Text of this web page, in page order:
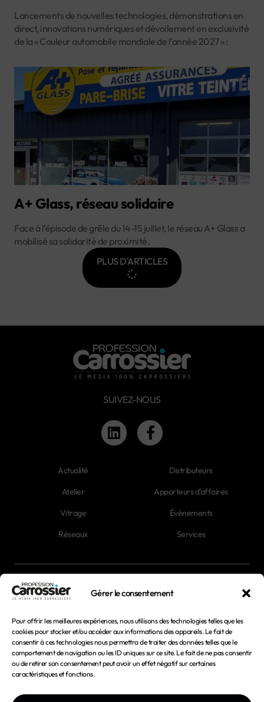
Gérer le consentement
Pour offrir les meilleures expériences, nous utilisons des technologies telles que les
cookies pour stocker et/ou accéder aux informations des appareils. Le fait de
consentir à ces technologies nous permettra de traiter des données telles que le
comportement de navigation ou les ID uniques sur ce site. Le fait de ne pas consentir
ou de retirer son consentement peut avoir un effet négatif sur certaines
caractéristiques et fonctions.
Lancements de nouvelles technologies, démonstrations en
direct, innovations numériques et dévoilement en exclusivité
de la « Couleur automobile mondiale de l’année 2027 » :
A+ Glass, réseau solidaire
Face à l’épisode de grêle du 14-15 juillet, le réseau A+ Glass a
mobilisé sa solidarité de proximité.
PLUS D'ARTICLES
SUIVEZ-NOUS
Actualité
Atelier
Vitrage
Réseaux
Distributeurs
Apporteurs d'affaires
Évènements
Services
Mentions légales
Conditions générales d'utilisation